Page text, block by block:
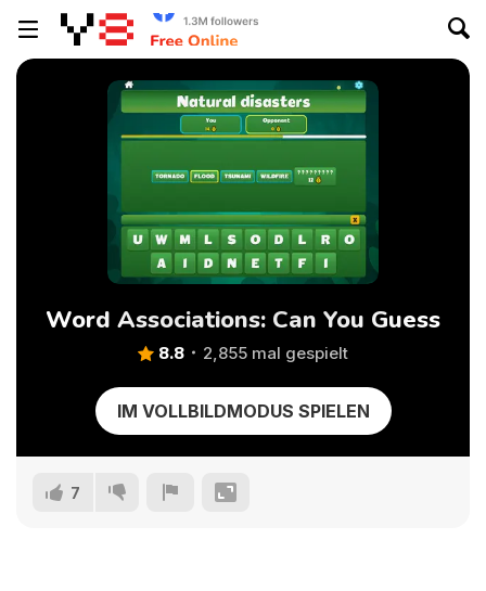
Word Associations: Can You Guess
8.8 2,855 mal gespielt
IM VOLLBILDMODUS SPIELEN
7